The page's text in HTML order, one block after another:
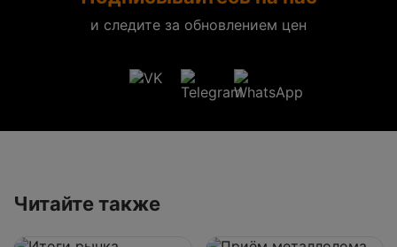
и следите за обновлением цен
Читайте также